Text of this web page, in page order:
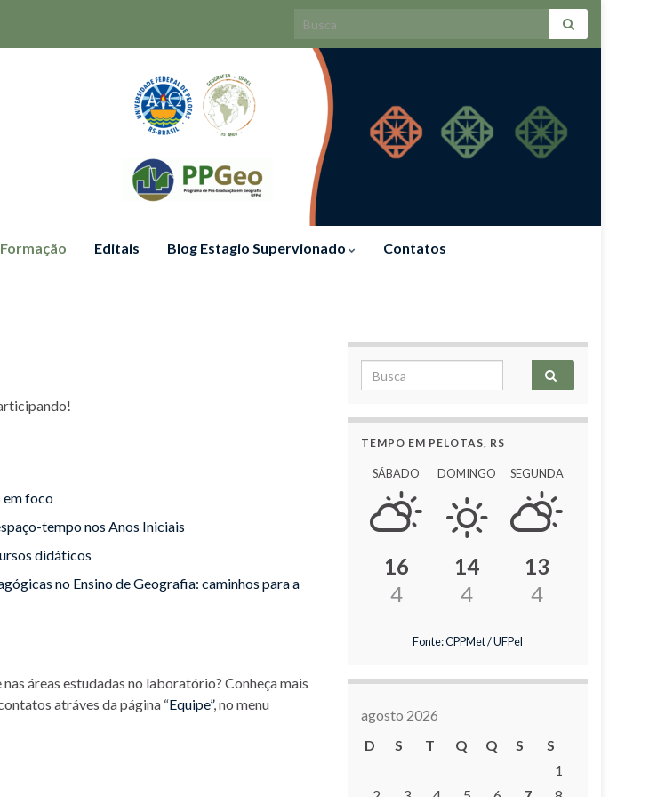
Search for:
Editais Blog Estagio Supervionado Contatos
em foco
tempo nos Anos Iniciais
didáticos
no Ensino de Geografia: caminhos para a
áreas estudadas no laboratório? Conheça mais
atráves da página “Equipe”, no menu
Search for:
TEMPO EM PELOTAS, RS
SÁBADO
16
4
DOMINGO
14
4
SEGUNDA
13
4
Fonte: CPPMet / UFPel
agosto 2026
D
S T Q Q S
S
1